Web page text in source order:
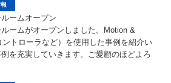
ームオープン
ームがオープンしました。Motion &
トローラなど）を使用した事例を紹介い
を充実していきます。ご愛顧のほどよろ